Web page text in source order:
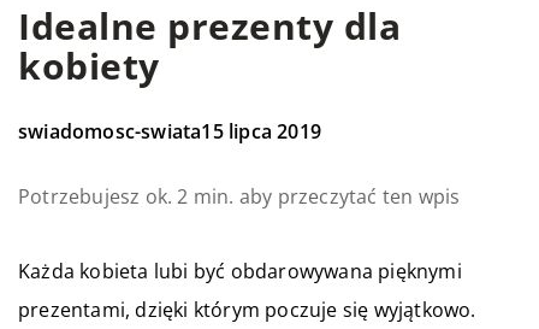
Idealne prezenty dla
kobiety
swiadomosc-swiata15 lipca 2019
Potrzebujesz ok. 2 min. aby przeczytać ten wpis
Każda kobieta lubi być obdarowywana pięknymi
prezentami, dzięki którym poczuje się wyjątkowo.